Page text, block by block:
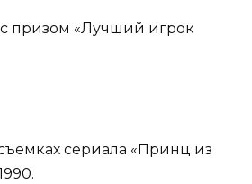
призом «Лучший игрок
сериала «Принц из